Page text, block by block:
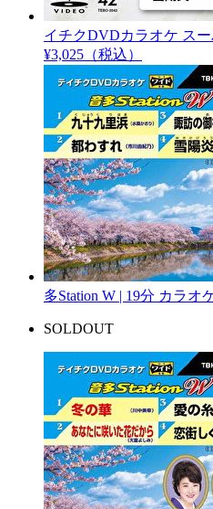
イチクDVDカラオケ スー
¥3,025（税込）
多Station W | 19分 カラオ
SOLDOUT